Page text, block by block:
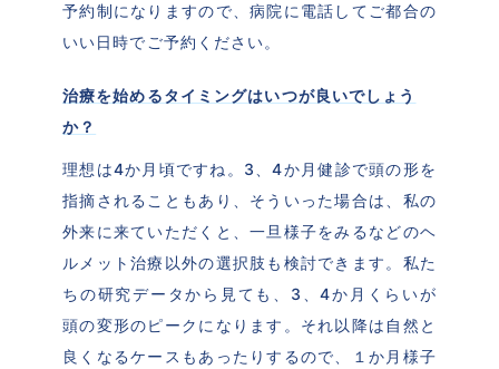
予約制になりますので、病院に電話してご都合の
いい日時でご予約ください。
治療を始めるタイミングはいつが良いでしょう
か？
理想は4か月頃ですね。3、4か月健診で頭の形を
指摘されることもあり、そういった場合は、私の
外来に来ていただくと、一旦様子をみるなどのヘ
ルメット治療以外の選択肢も検討できます。私た
ちの研究データから見ても、3、4か月くらいが
頭の変形のピークになります。それ以降は自然と
良くなるケースもあったりするので、１か月様子